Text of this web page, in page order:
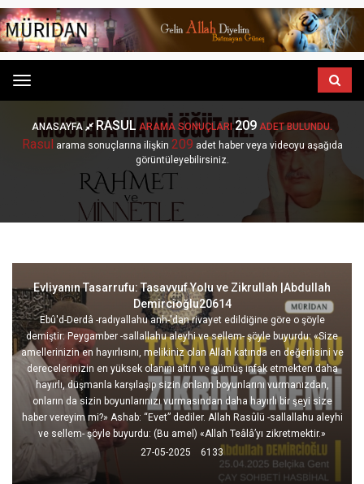
Menu
ANASAYFA RASUL ARAMA SONUÇLARI209 ADET BULUNDU.
Rasul arama sonuçlarına ilişkin 209 adet haber veya videoyu aşağıda
görüntüleyebilirsiniz.
Evliyanın Tasarrufu: Tasavvuf Yolu ve Zikrullah |Abdullah
Demircioğlu20614
Ebû'd-Derdâ -radıyallahu anh-'dan rivayet edildiğine göre o şöyle
demiştir: Peygamber -sallallahu aleyhi ve sellem- şöyle buyurdu: «Size
amellerinizin en hayırlısını, melikiniz olan Allah katında en değerlisini ve
derecelerinizin en yüksek olanını altın ve gümüş infak etmekten daha
hayırlı, düşmanla karşılaşıp sizin onların boyunlarını vurmanızdan,
onların da sizin boyunlarınızı vurmasından daha hayırlı bir şeyi size
haber vereyim mi?» Ashab: “Evet” dediler. Allah Rasûlü -sallallahu aleyhi
ve sellem- şöyle buyurdu: (Bu amel) «Allah Teâlâ’yı zikretmektir.»
27-05-2025
6133